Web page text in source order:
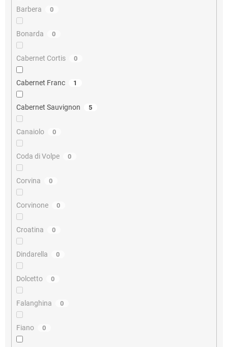
Barbera 0
Bonarda 0
Cabernet Cortis 0
Cabernet Franc 1
Cabernet Sauvignon 5
Canaiolo 0
Coda di Volpe 0
Corvina 0
Corvinone 0
Croatina 0
Dindarella 0
Dolcetto 0
Falanghina 0
Fiano 0